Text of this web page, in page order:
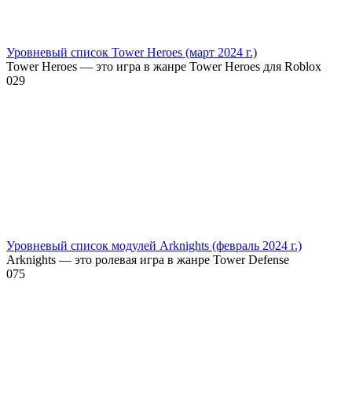
Уровневый список Tower Heroes (март 2024 г.)
Tower Heroes — это игра в жанре Tower Heroes для Roblox
029
Уровневый список модулей Arknights (февраль 2024 г.)
Arknights — это ролевая игра в жанре Tower Defense
075